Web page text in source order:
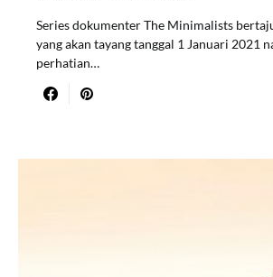
Series dokumenter The Minimalists
yang akan tayang tanggal 1 Januari 2021
perhatian…